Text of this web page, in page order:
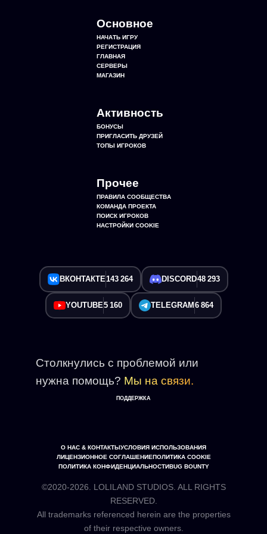
Основное
НАЧАТЬ ИГРУ
РЕГИСТРАЦИЯ
ГЛАВНАЯ
СЕРВЕРЫ
МАГАЗИН
Активность
БОНУСЫ
ПРИГЛАСИТЬ ДРУЗЕЙ
ТОПЫ ИГРОКОВ
Прочее
ПРАВИЛА СООБЩЕСТВА
КОМАНДА ПРОЕКТА
ПОИСК ИГРОКОВ
НАСТРОЙКИ COOKIE
ВКОНТАКТЕ143 264 DISCORD48 293
YOUTUBE5 160 TELEGRAM 6 864
Столкнулись с проблемой или
нужна помощь? Мы на связи.
ПОДДЕРЖКА
О НАС & КОНТАКТЫУСЛОВИЯ ИСПОЛЬЗОВАНИЯ
ЛИЦЕНЗИОННОЕ СОГЛАШЕНИЕПОЛИТИКА COOKIE
ПОЛИТИКА КОНФИДЕНЦИАЛЬНОСТИBUG BOUNTY
©2020-2026. LOLILAND STUDIOS. ALL RIGHTS
RESERVED.
All trademarks referenced herein are the properties